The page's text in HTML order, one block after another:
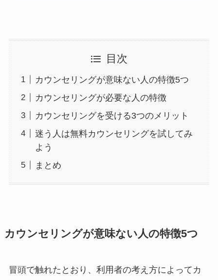
目次
カウンセリングが意味ない人の特徴5つ
カウンセリングが必要な人の特徴
カウンセリングを受ける3つのメリット
迷う人は無料カウンセリングを試してみ
よう
まとめ
カウンセリングが意味ない人の特徴5つ
冒頭で触れたとおり、利用者の考え方によってカ